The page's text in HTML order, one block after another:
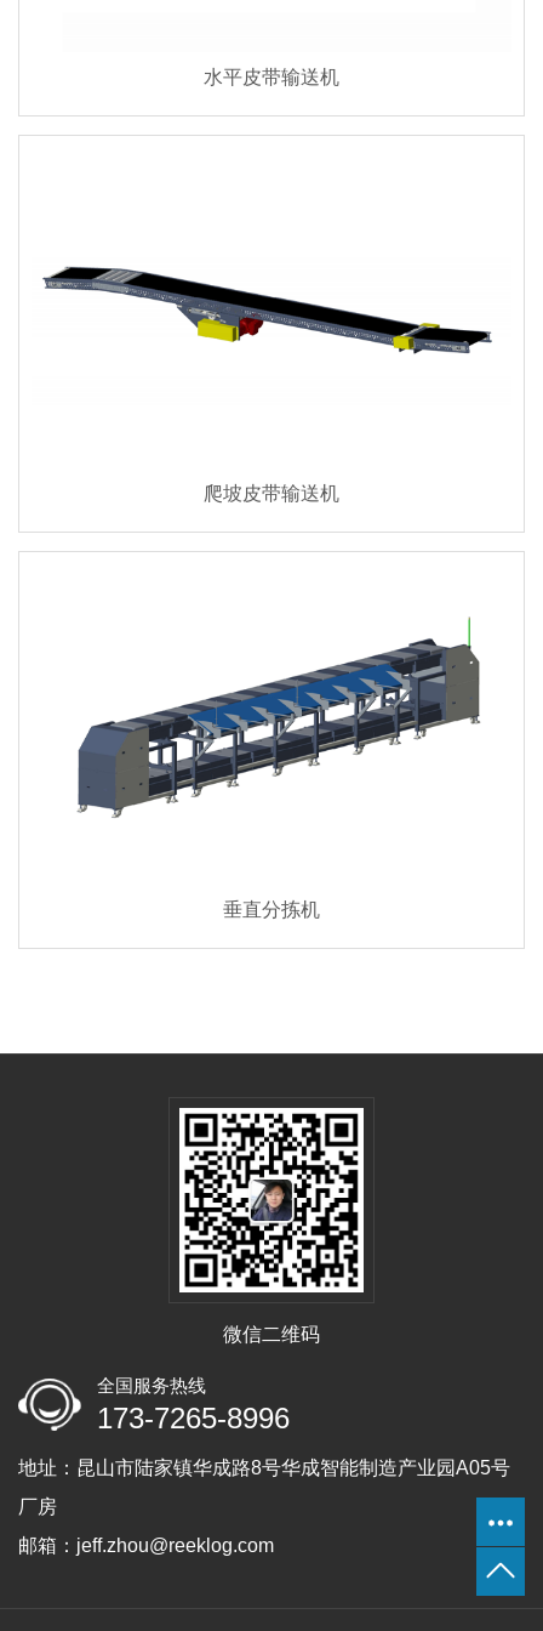
水平皮带输送机
爬坡皮带输送机
垂直分拣机
微信二维码
全国服务热线
173-7265-8996
地址：昆山市陆家镇华成路8号华成智能制造产业园A05号
厂房
邮箱：jeff.zhou@reeklog.com